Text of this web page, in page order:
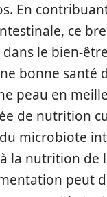
En
ce
le bien-
bonne santé
peau en
de nutrition
microbiote
la nutrition de
peut